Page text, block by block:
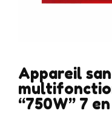
Appareil
“750W” 7 en